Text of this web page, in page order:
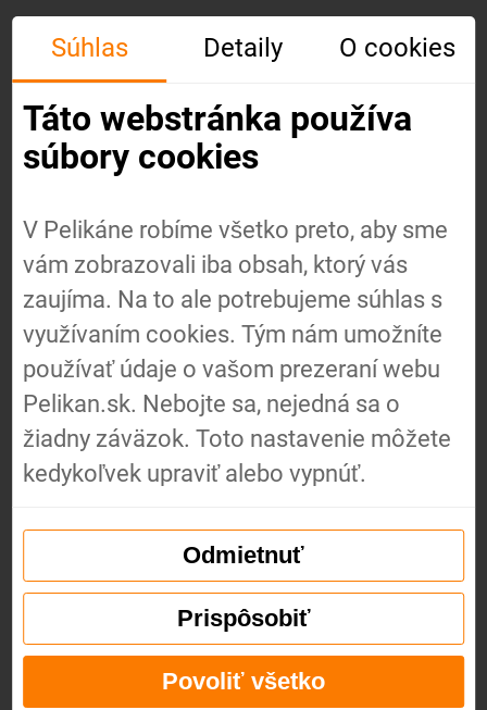
Úvod
O nás
Náš
príbeh
Naše
hodnoty
Súhlas Detaily O cookies
Táto webstránka používa
súbory cookies
V Pelikáne robíme všetko preto, aby sme
vám zobrazovali iba obsah, ktorý vás
zaujíma. Na to ale potrebujeme súhlas s
využívaním cookies. Tým nám umožníte
používať údaje o vašom prezeraní webu
Pelikan.sk. Nebojte sa, nejedná sa o
žiadny záväzok. Toto nastavenie môžete
kedykoľvek upraviť alebo vypnúť.
Odmietnuť
Prispôsobiť
Povoliť všetko